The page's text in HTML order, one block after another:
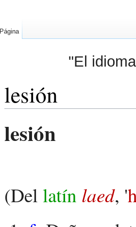
"El
lesión
lesión
(Del latín laed, '
Página